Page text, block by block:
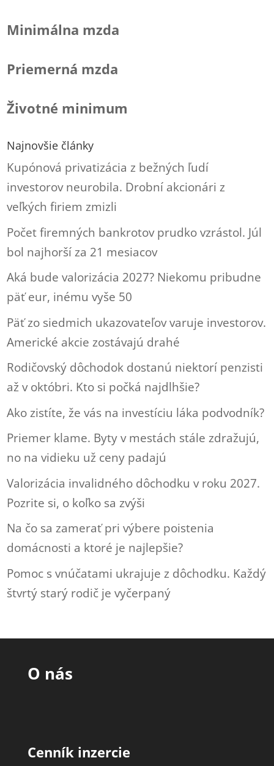
Minimálna mzda
Priemerná mzda
Životné minimum
Najnovšie články
Kupónová privatizácia z bežných ľudí
investorov neurobila. Drobní akcionári z
veľkých firiem zmizli
Počet firemných bankrotov prudko vzrástol. Júl
bol najhorší za 21 mesiacov
Aká bude valorizácia 2027? Niekomu pribudne
päť eur, inému vyše 50
Päť zo siedmich ukazovateľov varuje investorov.
Americké akcie zostávajú drahé
Rodičovský dôchodok dostanú niektorí penzisti
až v októbri. Kto si počká najdlhšie?
Ako zistíte, že vás na investíciu láka podvodník?
Priemer klame. Byty v mestách stále zdražujú,
no na vidieku už ceny padajú
Valorizácia invalidného dôchodku v roku 2027.
Pozrite si, o koľko sa zvýši
Na čo sa zamerať pri výbere poistenia
domácnosti a ktoré je najlepšie?
Pomoc s vnúčatami ukrajuje z dôchodku. Každý
štvrtý starý rodič je vyčerpaný
O nás
Cenník inzercie